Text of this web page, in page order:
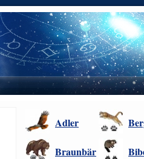
Adler
Braunbär